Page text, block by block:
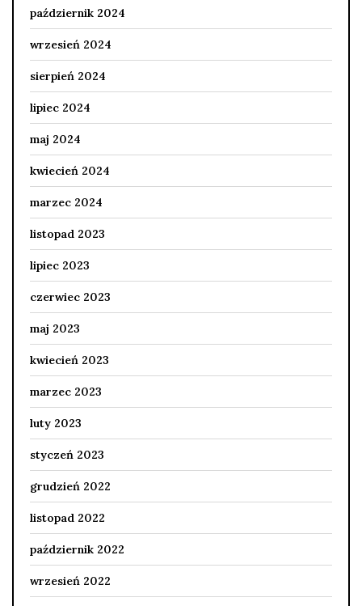
październik 2024
wrzesień 2024
sierpień 2024
lipiec 2024
maj 2024
kwiecień 2024
marzec 2024
listopad 2023
lipiec 2023
czerwiec 2023
maj 2023
kwiecień 2023
marzec 2023
luty 2023
styczeń 2023
grudzień 2022
listopad 2022
październik 2022
wrzesień 2022